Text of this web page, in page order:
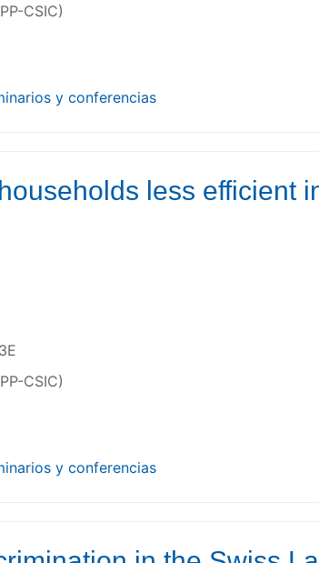
CSIC)
y conferencias
less efficient
CSIC)
y conferencias